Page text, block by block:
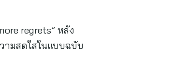
regrets” หลัง
ามสดใสในแบบฉบับ